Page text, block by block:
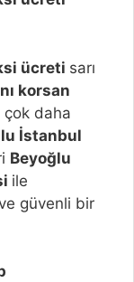
ücreti sarı
korsan
çok daha
İstanbul
Beyoğlu
ile
ve güvenli bir